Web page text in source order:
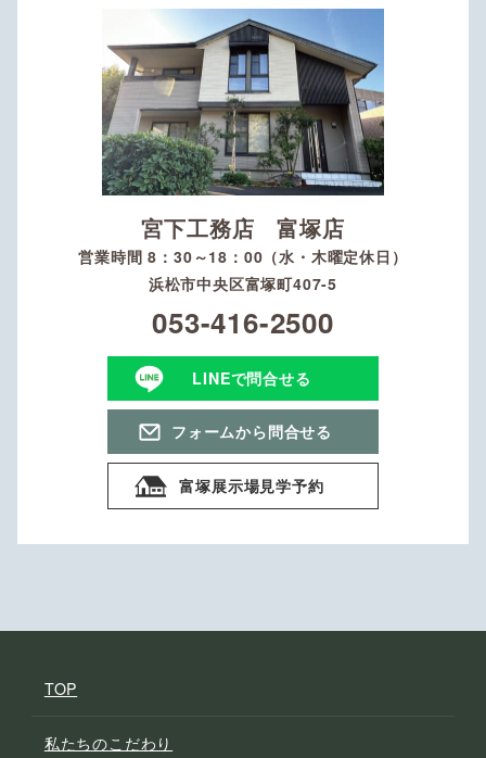
宮下工務店 富塚店
営業時間 8：30～18：00（水・木曜定休日）
浜松市中央区富塚町407-5
053-416-2500
LINEで問合せる
フォームから問合せる
富塚展示場見学予約
TOP
私たちのこだわり